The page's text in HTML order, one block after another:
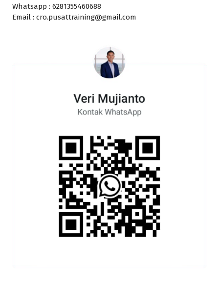
Whatsapp : 6281355460688
Email : cro.pusattraining@gmail.com